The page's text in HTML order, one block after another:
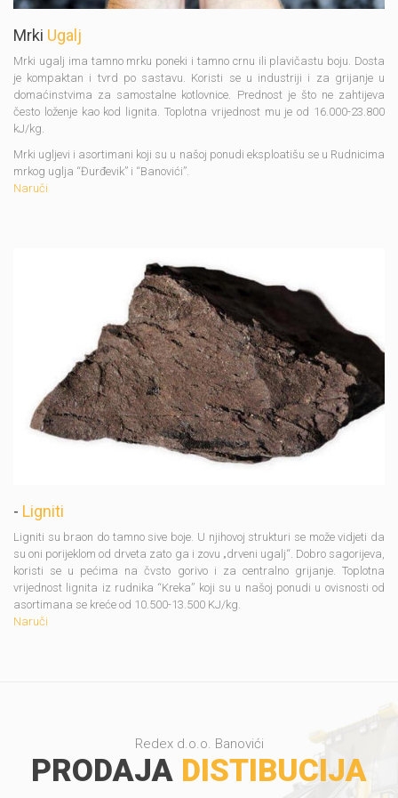
Mrki Ugalj
Mrki ugalj ima tamno mrku poneki i tamno crnu ili plavičastu boju. Dosta
je kompaktan i tvrd po sastavu. Koristi se u industriji i za grijanje u
domaćinstvima za samostalne kotlovnice. Prednost je što ne zahtijeva
često loženje kao kod lignita. Toplotna vrijednost mu je od 16.000-23.800
kJ/kg.
Mrki ugljevi i asortimani koji su u našoj ponudi eksploatišu se u Rudnicima
mrkog uglja “Đurđevik” i “Banovići”.
Naruči
- Ligniti
Ligniti su braon do tamno sive boje. U njihovoj strukturi se može vidjeti da
su oni porijeklom od drveta zato ga i zovu „drveni ugalj“. Dobro sagorijeva,
koristi se u pećima na čvsto gorivo i za centralno grijanje. Toplotna
vrijednost lignita iz rudnika “Kreka” koji su u našoj ponudi u ovisnosti od
asortimana se kreće od 10.500-13.500 KJ/kg.
Naruči
Redex d.o.o. Banovići
PRODAJA DISTIBUCIJA